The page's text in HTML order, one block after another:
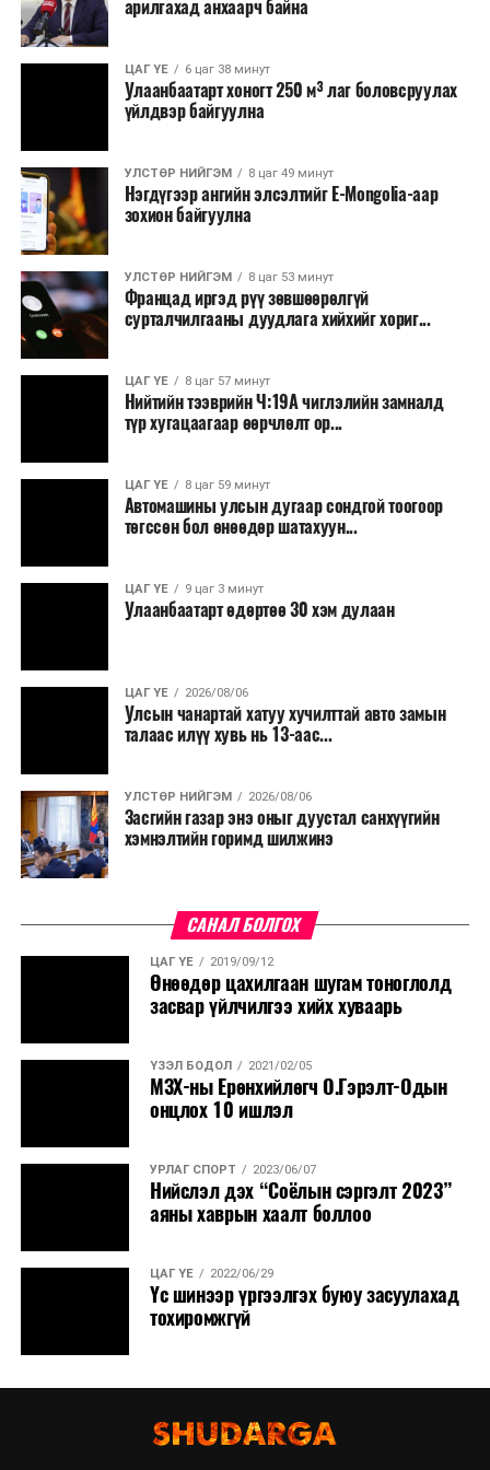
томилолт, гадаадын зочин хүлээн авах зардал;
Зайлшгүй шаардлагагүй тоног төхөөрөмж,
тавилга, автомашин худалдан авах;
Батлан хамгаалах, хууль зүйн салбараас бусад
Хуулиар заавал мэдээлэхээс бусад кино,
контент, хэвлэлийн зардал;
Заавал олгохоос бусад тэтгэмж, урамшуулал.
Санхүүгийн хэмнэлтийн горимыг 2026 оны
арванхоёрдугаар сарын 31 хүртэл мөрдөнө. Харин
эрүүл мэндийн салбар уг хэмнэлтийн горимд
хамрагдахгүй бөгөөд цэцэрлэг, сургуулийн хүүхдийн
эрт илрүүлэг, вакцинжуулалт, томуу, томуу төст
өвчний эсрэг арга хэмжээ зэрэг зайлшгүй
үргэлжилнэ гэж Ерөнхий сайд Н.Учрал онцоллоо.
Мөн бүх шатны төсвийн ерөнхийлөн захирагч нарт
салбар бүрдээ урсгал зардлыг 20 хувиар бууруулах,
нөхөн томилгоо хийхгүй байх, аялал, амралт, зугаалга,
хамт олны урлаг, спортын арга хэмжээг зохион
байгуулахгүй байх, төрийн албанд шинэ орон тоо бий
сургалтыг цахим хэлбэрт шилжүүлэх, төрийн албан
хаагчдыг зарим өдрүүдэд цахимаар ажиллуулах арга
хэмжээг үргэлжлүүлэхийг үүрэг болголоо.
Төсвийн сахилга бат сайжирч, эдийн засгийн нөхцөл
байдал хэвийн болсон тохиолдолд эдгээр
хязгаарлалтыг үе шаттайгаар сулруулах юм.
арилгахад анхаарч байна
ЦАГ ҮЕ 6 цаг 38 минут
Улаанбаатарт хоногт 250 м³ лаг боловсруулах
үйлдвэр байгуулна
УЛСТӨР НИЙГЭМ 8 цаг 49 минут
Нэгдүгээр ангийн элсэлтийг E-Mongolia-аар
зохион байгуулна
УЛСТӨР НИЙГЭМ 8 цаг 53 минут
Францад иргэд рүү зөвшөөрөлгүй
сурталчилгааны дуудлага хийхийг хориг...
ЦАГ ҮЕ 8 цаг 57 минут
Нийтийн тээврийн Ч:19А чиглэлийн замналд
түр хугацаагаар өөрчлөлт ор...
ЦАГ ҮЕ 8 цаг 59 минут
Автомашины улсын дугаар сондгой тоогоор
төгссөн бол өнөөдөр шатахуун...
ЦАГ ҮЕ 9 цаг 3 минут
Улаанбаатарт өдөртөө 30 хэм дулаан
ЦАГ ҮЕ 2026/08/06
Улсын чанартай хатуу хучилттай авто замын
талаас илүү хувь нь 13-аас...
УЛСТӨР НИЙГЭМ 2026/08/06
Засгийн газар энэ оныг дуустал санхүүгийн
хэмнэлтийн горимд шилжинэ
САНАЛ БОЛГОХ
ЦАГ ҮЕ 2019/09/12
Өнөөдөр цахилгаан шугам тоноглолд
засвар үйлчилгээ хийх хуваарь
ҮЗЭЛ БОДОЛ 2021/02/05
MЗХ-ны Ерөнхийлөгч О.Гэрэлт-Одын
онцлох 10 ишлэл
УРЛАГ СПОРТ 2023/06/07
Нийслэл дэх “Соёлын сэргэлт 2023”
аяны хаврын хаалт боллоо
ЦАГ ҮЕ 2022/06/29
Үс шинээр үргээлгэх буюу засуулахад
тохиромжгүй